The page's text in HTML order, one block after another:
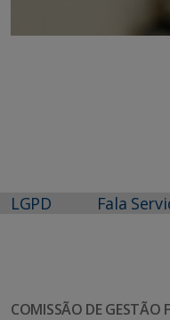
LGPD Fala
COMISSÃO DE GESTÃO